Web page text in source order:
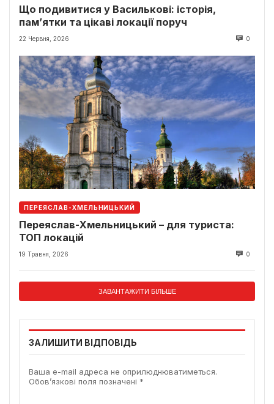
Що подивитися у Василькові: історія,
пам’ятки та цікаві локації поруч
22 Червня, 2026 0
ПЕРЕЯСЛАВ-ХМЕЛЬНИЦЬКИЙ
Переяслав-Хмельницький – для туриста:
ТОП локацій
19 Травня, 2026 0
ЗАВАНТАЖИТИ БІЛЬШЕ
ЗАЛИШИТИ ВІДПОВІДЬ
Ваша e-mail адреса не оприлюднюватиметься.
Обов’язкові поля позначені *